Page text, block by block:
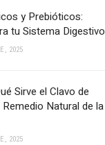
y Prebióticos:
tu Sistema Digestivo
2025
Sirve el Clavo de
Remedio Natural de la
2025